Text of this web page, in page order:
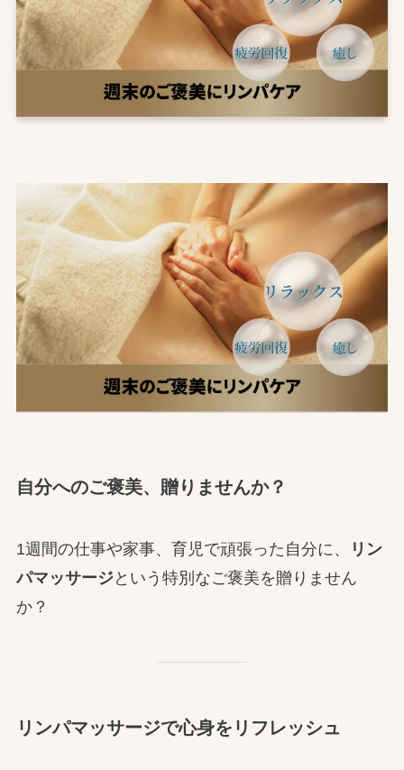
自分へのご褒美、贈りませんか？
1週間の仕事や家事、育児で頑張った自分に、
リン
パマッサージという特別なご褒美を贈りません
か？
リンパマッサージで心身をリフレッシュ